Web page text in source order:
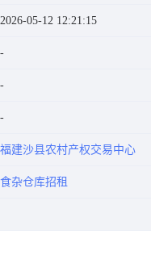
2026-05-12 12:21:15
福建沙县农村产权交易中心
食杂仓库招租